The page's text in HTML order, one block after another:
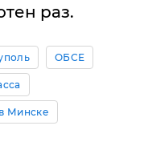
раз.
ОБСЕ
Минске